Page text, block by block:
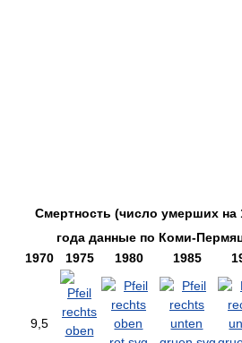
Смертность (число умерших на
года данные по Коми-
1970
1975 1980 1985
9,5